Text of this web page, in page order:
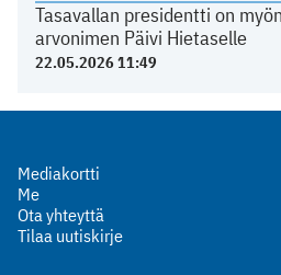
Tasavallan presidentti on
arvonimen Päivi Hietaselle
22.05.2026 11:49
Mediakortti
Me
Ota yhteyttä
Tilaa uutiskirje